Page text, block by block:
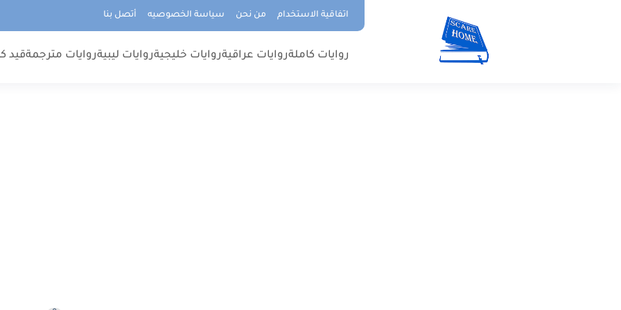
اتفاقية الاستخدام من نحن سياسة الخصوصيه أتصل بنا
روايات كاملةروايات عراقيةروايات خليجيةروايات ليبيةروايات مترجمةقيد